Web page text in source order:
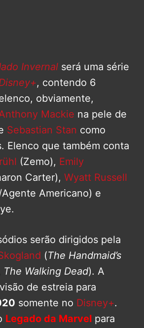
Invernal será uma série
, contendo 6
obviamente,
Mackie na pele de
Sebastian Stan como
Elenco que também conta
(Zemo), Emily
Carter), Wyatt Russell
Americano) e
serão dirigidos pela
(The Handmaid’s
The Walking Dead). A
de estreia para
somente no Disney+.
Legado da Marvel para